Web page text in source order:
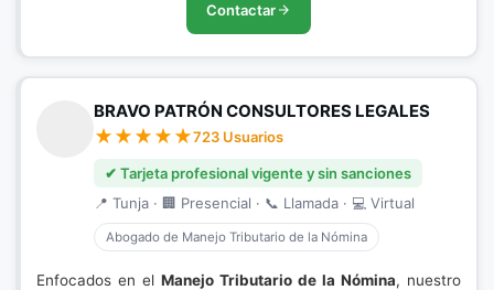
Contactar
BRAVO PATRÓN CONSULTORES LEGALES
723 Usuarios
✔ Tarjeta profesional vigente y sin sanciones
📍 Tunja · 🏢 Presencial · 📞 Llamada · 💻 Virtual
Abogado de Manejo Tributario de la Nómina
Enfocados en el Manejo Tributario de la Nómina, nuestro